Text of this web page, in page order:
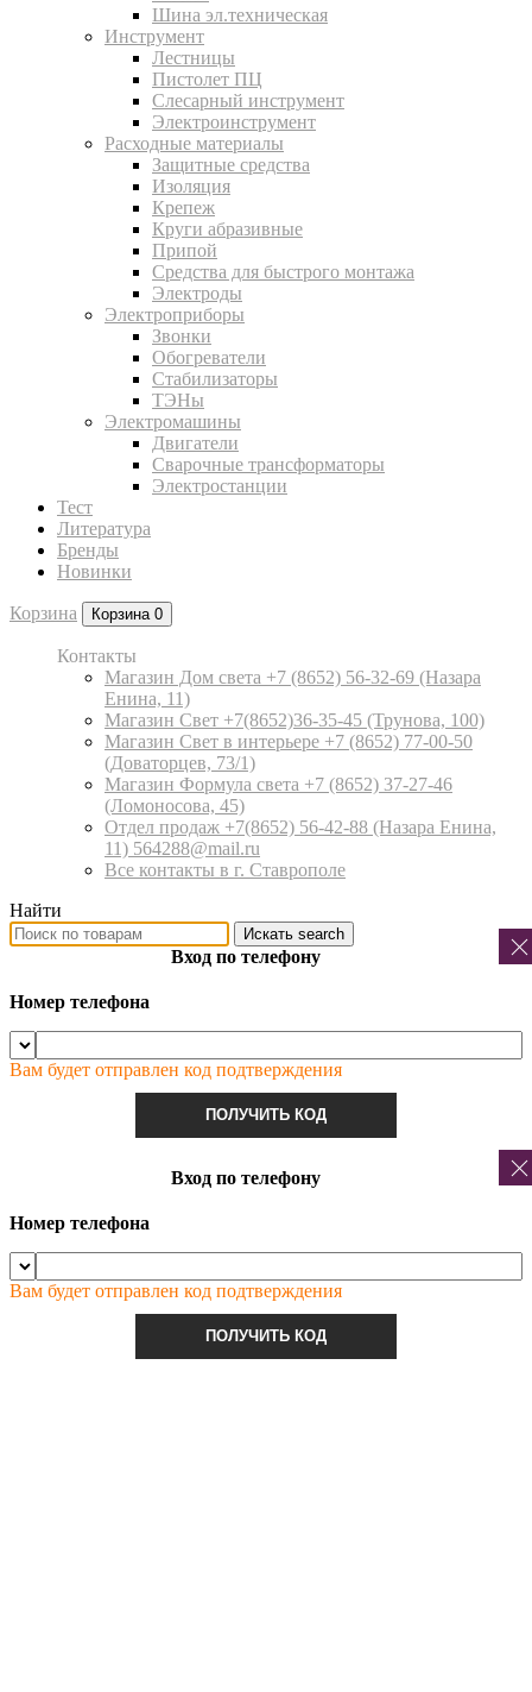
Шина эл.техническая
Инструмент
Лестницы
Пистолет ПЦ
Слесарный инструмент
Электроинструмент
Расходные материалы
Защитные средства
Изоляция
Крепеж
Круги абразивные
Припой
Средства для быстрого монтажа
Электроды
Электроприборы
Звонки
Обогреватели
Стабилизаторы
ТЭНы
Электромашины
Двигатели
Сварочные трансформаторы
Электростанции
Тест
Литература
Бренды
Новинки
Корзина Корзина 0
Контакты
Магазин Дом света +7 (8652) 56-32-69 (Назара
Енина, 11)
Магазин Свет +7(8652)36-35-45 (Трунова, 100)
Магазин Свет в интерьере +7 (8652) 77-00-50
(Доваторцев, 73/1)
Магазин Формула света +7 (8652) 37-27-46
(Ломоносова, 45)
Отдел продаж +7(8652) 56-42-88 (Назара Енина,
11) 564288@mail.ru
Все контакты в г. Ставрополе
Найти
Искать search
Вход по телефону
Номер телефона
Вам будет отправлен код подтверждения
ПОЛУЧИТЬ КОД
Вход по телефону
Номер телефона
Вам будет отправлен код подтверждения
ПОЛУЧИТЬ КОД